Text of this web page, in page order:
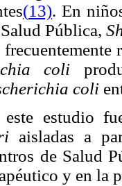
(13). En
Pública,
coli
coli
estudio
aisladas a
de Salud
y en la